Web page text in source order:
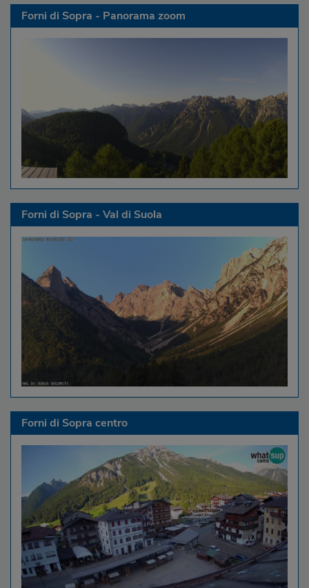
Forni di Sopra - Panorama zoom
Forni di Sopra - Val di Suola
Forni di Sopra centro